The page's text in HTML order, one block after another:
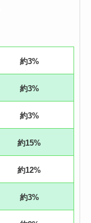
約3%
約3%
約3%
約15%
約12%
約3%